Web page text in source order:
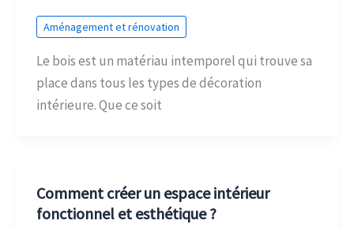
Aménagement et rénovation
Le bois est un matériau intemporel qui trouve sa
place dans tous les types de décoration
intérieure. Que ce soit
Comment créer un espace intérieur
fonctionnel et esthétique ?